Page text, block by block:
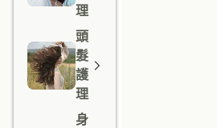
理
頭
髮
護
理
身